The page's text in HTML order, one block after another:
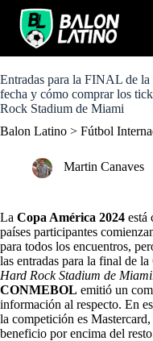
o
c
o
t
Entradas para la FINAL de
fecha y cómo comprar los
Rock Stadium de Miami
Balon Latino > Fútbol
Martin Canaves
La Copa América 2024 está
países participantes
para todos los encuentros,
las entradas para la final de la
Hard Rock Stadium de
CONMEBOL emitió un
información al respecto. En
la competición es
beneficio por encima del